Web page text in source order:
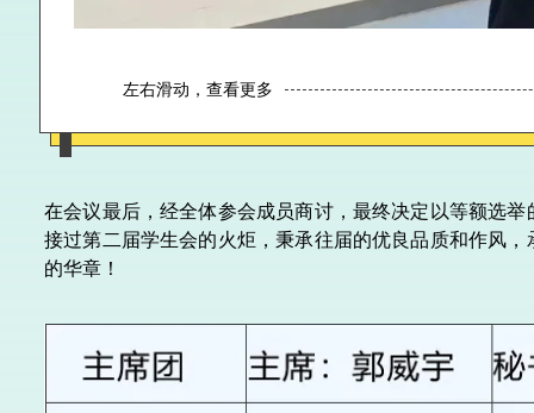
左右滑动，查看更多
在会议最后，经全体参会成员商讨，最终决定以等额选
接过第二届学生会的火炬，秉承往届的优良品质和作风
的华章！